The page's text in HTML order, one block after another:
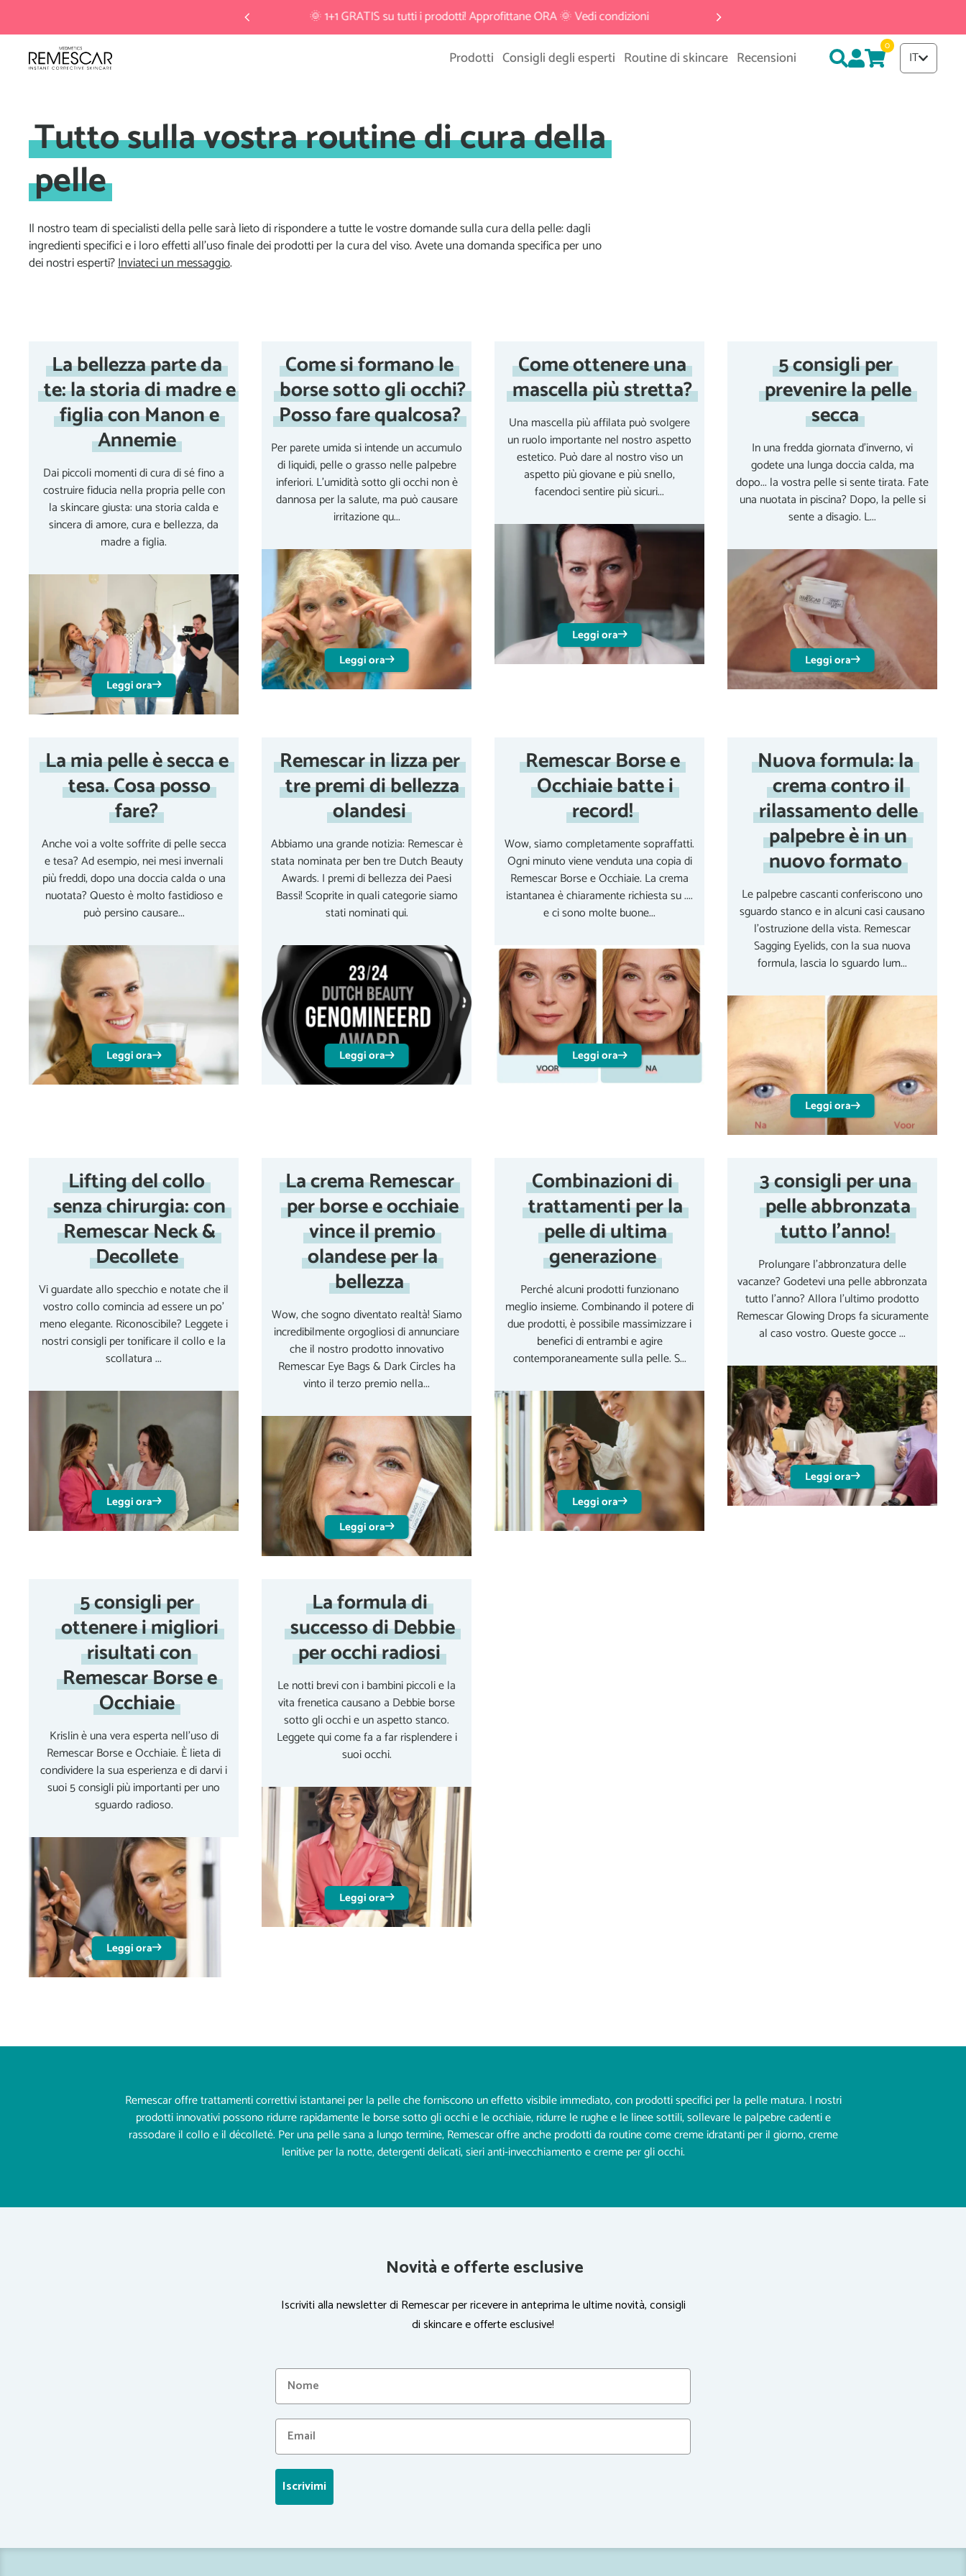
📦 Spedizione gratuita a partire da 35€
Prodotti Consigli degli esperti Routine di skincare Recensioni
0
IT
Tutto sulla vostra routine di cura della
pelle
Il nostro team di specialisti della pelle sarà lieto di rispondere a tutte le vostre domande sulla cura della pelle: dagli
ingredienti specifici e i loro effetti all'uso finale dei prodotti per la cura del viso. Avete una domanda specifica per uno
dei nostri esperti?Inviateci un messaggio.
La bellezza parte da
te: la storia di madre e
figlia con Manon e
Annemie
Dai piccoli momenti di cura di sé fino a
costruire fiducia nella propria pelle con
la skincare giusta: una storia calda e
sincera di amore, cura e bellezza, da
madre a figlia.
Leggi ora
Come si formano le
borse sotto gli occhi?
Posso fare qualcosa?
Per parete umida si intende un accumulo
di liquidi, pelle o grasso nelle palpebre
inferiori. L'umidità sotto gli occhi non è
dannosa per la salute, ma può causare
irritazione qu...
Leggi ora
Come ottenere una
mascella più stretta?
Una mascella più affilata può svolgere
un ruolo importante nel nostro aspetto
estetico. Può dare al nostro viso un
aspetto più giovane e più snello,
facendoci sentire più sicuri...
Leggi ora
5 consigli per
prevenire la pelle
secca
In una fredda giornata d'inverno, vi
godete una lunga doccia calda, ma
dopo... la vostra pelle si sente tirata. Fate
una nuotata in piscina? Dopo, la pelle si
sente a disagio. L...
Leggi ora
La mia pelle è secca e
tesa. Cosa posso
fare?
Anche voi a volte soffrite di pelle secca
e tesa? Ad esempio, nei mesi invernali
più freddi, dopo una doccia calda o una
nuotata? Questo è molto fastidioso e
può persino causare...
Leggi ora
Remescar in lizza per
tre premi di bellezza
olandesi
Abbiamo una grande notizia: Remescar è
stata nominata per ben tre Dutch Beauty
Awards. I premi di bellezza dei Paesi
Bassi! Scoprite in quali categorie siamo
stati nominati qui.
Leggi ora
Remescar Borse e
Occhiaie batte i
record!
Wow, siamo completamente sopraffatti.
Ogni minuto viene venduta una copia di
Remescar Borse e Occhiaie. La crema
istantanea è chiaramente richiesta su ....
e ci sono molte buone...
Leggi ora
Nuova formula: la
crema contro il
rilassamento delle
palpebre è in un
nuovo formato
Le palpebre cascanti conferiscono uno
sguardo stanco e in alcuni casi causano
l'ostruzione della vista. Remescar
Sagging Eyelids, con la sua nuova
formula, lascia lo sguardo lum...
Leggi ora
Lifting del collo
senza chirurgia: con
Remescar Neck &
Decollete
Vi guardate allo specchio e notate che il
vostro collo comincia ad essere un po'
meno elegante. Riconoscibile? Leggete i
nostri consigli per tonificare il collo e la
scollatura ...
Leggi ora
La crema Remescar
per borse e occhiaie
vince il premio
olandese per la
bellezza
Wow, che sogno diventato realtà! Siamo
incredibilmente orgogliosi di annunciare
che il nostro prodotto innovativo
Remescar Eye Bags & Dark Circles ha
vinto il terzo premio nella...
Leggi ora
Combinazioni di
trattamenti per la
pelle di ultima
generazione
Perché alcuni prodotti funzionano
meglio insieme. Combinando il potere di
due prodotti, è possibile massimizzare i
benefici di entrambi e agire
contemporaneamente sulla pelle. S...
Leggi ora
3 consigli per una
pelle abbronzata
tutto l'anno!
Prolungare l'abbronzatura delle
vacanze? Godetevi una pelle abbronzata
tutto l'anno? Allora l'ultimo prodotto
Remescar Glowing Drops fa sicuramente
al caso vostro. Queste gocce ...
Leggi ora
5 consigli per
ottenere i migliori
risultati con
Remescar Borse e
Occhiaie
Krislin è una vera esperta nell'uso di
Remescar Borse e Occhiaie. È lieta di
condividere la sua esperienza e di darvi i
suoi 5 consigli più importanti per uno
sguardo radioso.
Leggi ora
La formula di
successo di Debbie
per occhi radiosi
Le notti brevi con i bambini piccoli e la
vita frenetica causano a Debbie borse
sotto gli occhi e un aspetto stanco.
Leggete qui come fa a far risplendere i
suoi occhi.
Leggi ora
Remescar offre trattamenti correttivi istantanei per la pelle che forniscono un effetto visibile immediato, con prodotti specifici per la pelle matura. I nostri
prodotti innovativi possono ridurre rapidamente le borse sotto gli occhi e le occhiaie, ridurre le rughe e le linee sottili, sollevare le palpebre cadenti e
rassodare il collo e il décolleté. Per una pelle sana a lungo termine, Remescar offre anche prodotti da routine come creme idratanti per il giorno, creme
lenitive per la notte, detergenti delicati, sieri anti-invecchiamento e creme per gli occhi.
Novità e offerte esclusive
Iscriviti alla newsletter di Remescar per ricevere in anteprima le ultime novità, consigli
di skincare e offerte esclusive!
Iscrivimi